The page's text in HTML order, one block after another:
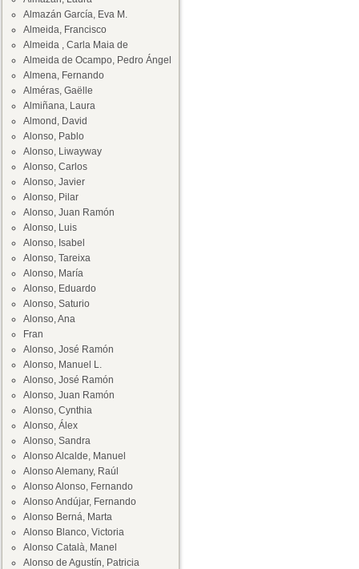
Almazán García, Eva M.
Almeida, Francisco
Almeida , Carla Maia de
Almeida de Ocampo, Pedro Ángel
Almena, Fernando
Alméras, Gaëlle
Almiñana, Laura
Almond, David
Alonso, Pablo
Alonso, Liwayway
Alonso, Carlos
Alonso, Javier
Alonso, Pilar
Alonso, Juan Ramón
Alonso, Luis
Alonso, Isabel
Alonso, Tareixa
Alonso, María
Alonso, Eduardo
Alonso, Saturio
Alonso, Ana
Fran
Alonso, José Ramón
Alonso, Manuel L.
Alonso, José Ramón
Alonso, Juan Ramón
Alonso, Cynthia
Alonso, Álex
Alonso, Sandra
Alonso Alcalde, Manuel
Alonso Alemany, Raúl
Alonso Alonso, Fernando
Alonso Andújar, Fernando
Alonso Berná, Marta
Alonso Blanco, Victoria
Alonso Català, Manel
Alonso de Agustín, Patricia